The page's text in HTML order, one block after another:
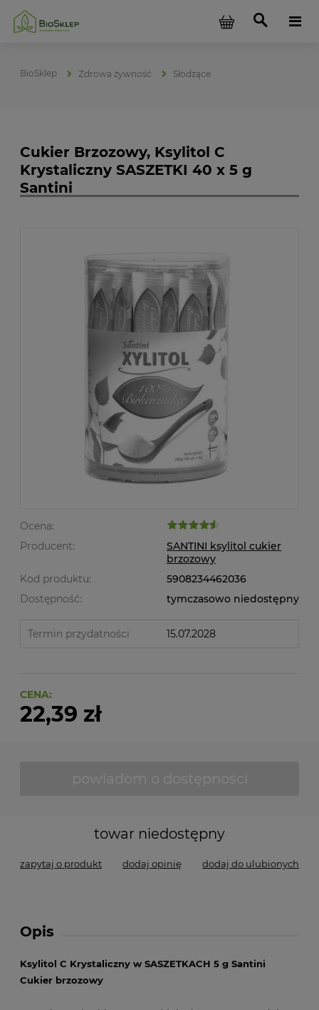
Zdrowa żywność Słodzące
Cukier Brzozowy, Ksylitol C
Krystaliczny SASZETKI 40 x 5 g
Santini
Ocena:
Producent:
SANTINI ksylitol cukier
brzozowy
Kod produktu:
5908234462036
Dostępność:
tymczasowo niedostępny
Termin przydatności 15.07.2028
CENA:
22,39 zł
towar niedostępny
zapytaj o produkt dodaj opinię dodaj do ulubionych
Opis
Ksylitol C Krystaliczny w SASZETKACH 5 g Santini
Cukier brzozowy